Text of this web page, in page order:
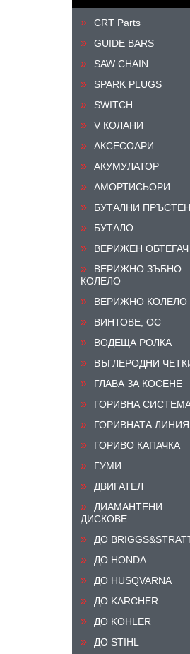
CRT Parts
GUIDE BARS
SAW CHAIN
SPARK PLUGS
SWITCH
V КОЛАНИ
АКСЕСОАРИ
АКУМУЛАТОР
АМОРТИСЬОРИ
БУТАЛНИ
БУТАЛО
ВЕРИЖЕН ОБТЕГАЧ
ВЕРИЖНО ЗЪБНО
КОЛЕЛО
ВЕРИЖНО КОЛЕЛО
ВИНТОВЕ, ОС
ВОДЕЩА РОЛКА
ВЪГЛЕРОДНИ
ГЛАВА ЗА КОСЕНЕ
ГОРИВНА
ГОРИВНАТА ЛИНИЯ
ГОРИВО КАПАЧКА
ГУМИ
ДВИГАТЕЛ
ДИАМАНТЕНИ
ДИСКОВЕ
ДО
ДО HONDA
ДО HUSQVARNA
ДО KARCHER
ДО KOHLER
ДО STIHL